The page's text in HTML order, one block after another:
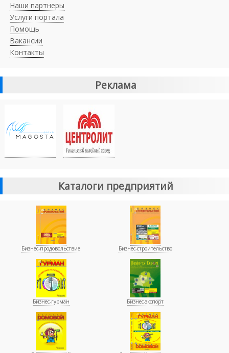
Наши партнеры
Услуги портала
Помощь
Вакансии
Контакты
Реклама
Каталоги предприятий
Бизнес-продовольствие Бизнес-строительство
Бизнес-гурман Бизнес-экспорт